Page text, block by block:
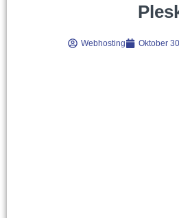
Webhosting Oktober